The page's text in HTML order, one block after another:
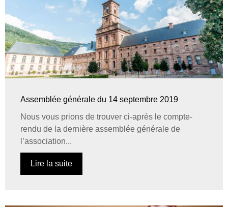
Assemblée générale du 14 septembre 2019
Nous vous prions de trouver ci-après le compte-
rendu de la dernière assemblée générale de
l’association...
Lire la suite